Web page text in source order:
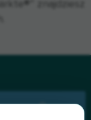
znajdziesz